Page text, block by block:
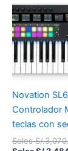
Novation
Controlador
teclas con
Soles S/.